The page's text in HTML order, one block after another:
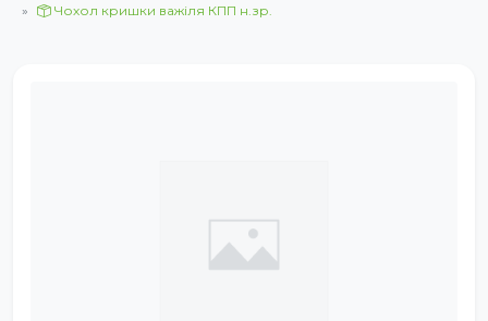
Чохол кришки важіля КПП н.зр.